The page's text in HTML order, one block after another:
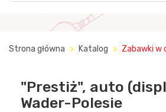
Strona główna Katalog Zabawki w
"Prestiż", auto
Wader-Polesie